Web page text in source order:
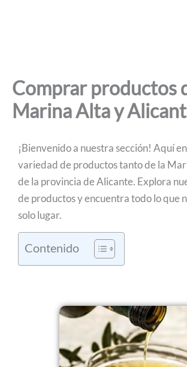
Comprar productos
Marina Alta y
¡Bienvenido a nuestra sección! Aquí
variedad de productos tanto de la
de la provincia de Alicante. Explora
de productos y encuentra todo lo que
solo lugar.
Contenido